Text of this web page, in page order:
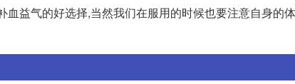
益气的好选择,当然我们在服用的时候也要注意自身的